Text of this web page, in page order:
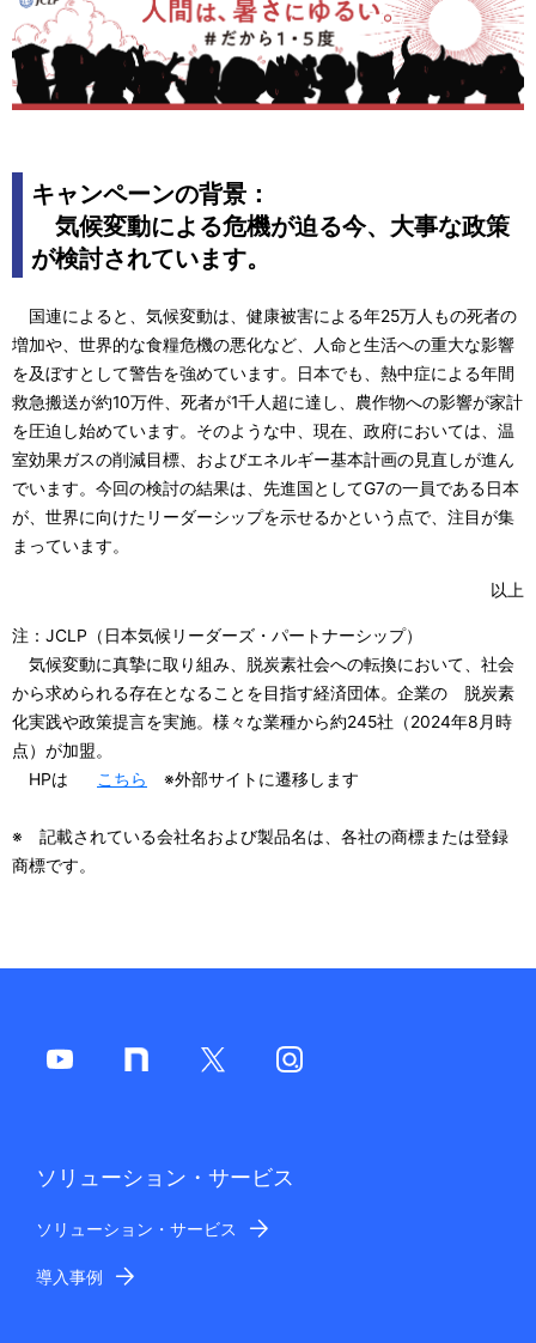
キャンペーンの背景：
気候変動による危機が迫る今、大事な政策
が検討されています。
国連によると、気候変動は、健康被害による年25万人もの死者の
増加や、世界的な食糧危機の悪化など、人命と生活への重大な影響
を及ぼすとして警告を強めています。日本でも、熱中症による年間
救急搬送が約10万件、死者が1千人超に達し、農作物への影響が家計
を圧迫し始めています。そのような中、現在、政府においては、温
室効果ガスの削減目標、およびエネルギー基本計画の見直しが進ん
でいます。今回の検討の結果は、先進国としてG7の一員である日本
が、世界に向けたリーダーシップを示せるかという点で、注目が集
まっています。
以上
注：JCLP（日本気候リーダーズ・パートナーシップ）
気候変動に真摯に取り組み、脱炭素社会への転換において、社会
から求められる存在となることを目指す経済団体。企業の 脱炭素
化実践や政策提言を実施。様々な業種から約245社（2024年8月時
点）が加盟。
HPは
こちら ※外部サイトに遷移します
※ 記載されている会社名および製品名は、各社の商標または登録
商標です。
ソリューション・サービス
ソリューション・サービス
導入事例